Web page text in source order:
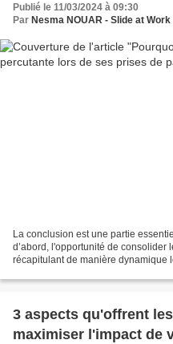
Publié le 11/03/2024 à 09:30
Par Nesma NOUAR - Slide at Work
La conclusion est une partie
d’abord, l'opportunité de consolider
récapitulant de manière dynamique
3 aspects qu'offrent
maximiser l'impact de